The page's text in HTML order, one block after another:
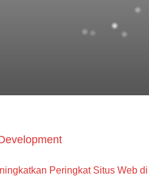
Peringkat Situs Web di